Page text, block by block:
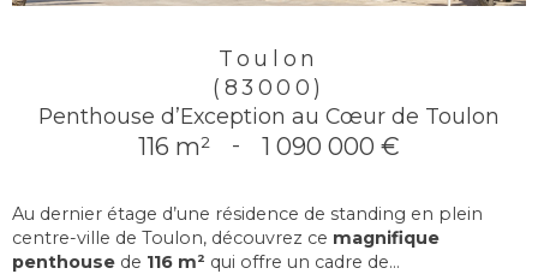
Toulon
(83000)
Penthouse d’Exception au Cœur de Toulon
116 m² - 1 090 000 €
Au dernier étage d’une résidence de standing en plein
centre-ville de Toulon, découvrez ce magnifique
penthouse de 116 m² qui offre un cadre de...